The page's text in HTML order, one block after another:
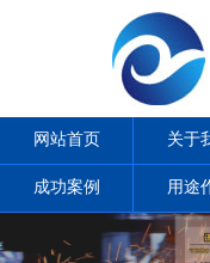
网站首页 关于
成功案例 用途